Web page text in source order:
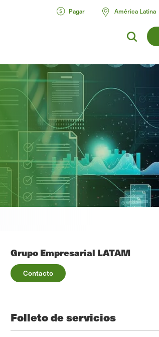
Pagar América Latina
Grupo Empresarial LATAM
Contacto
Folleto de servicios